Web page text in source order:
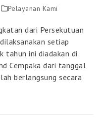
Pelayanan Kami
dari Persekutuan
setiap
tahun ini diadakan di
Cempaka dari tanggal
berlangsung secara